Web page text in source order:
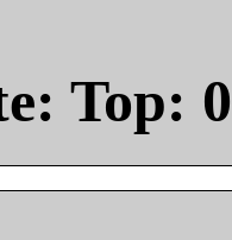
Top: 0